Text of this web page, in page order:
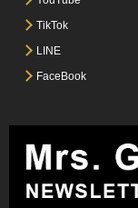
TikTok
LINE
FaceBook